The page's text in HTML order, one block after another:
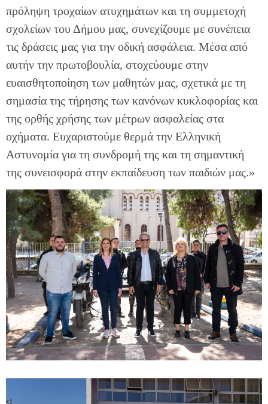
πρόληψη τροχαίων ατυχημάτων και τη συμμετοχή
σχολείων του Δήμου μας, συνεχίζουμε με συνέπεια
τις δράσεις μας για την οδική ασφάλεια. Μέσα από
αυτήν την πρωτοβουλία, στοχεύουμε στην
ευαισθητοποίηση των μαθητών μας, σχετικά με τη
σημασία της τήρησης των κανόνων κυκλοφορίας και
της ορθής χρήσης των μέτρων ασφαλείας στα
οχήματα. Ευχαριστούμε θερμά την Ελληνική
Αστυνομία για τη συνδρομή της και τη σημαντική
της συνεισφορά στην εκπαίδευση των παιδιών μας.»